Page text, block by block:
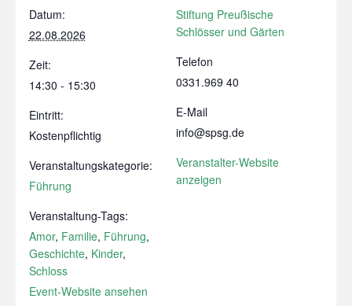
Datum:
22.08.2026
Zeit:
14:30 - 15:30
Eintritt:
Kostenpflichtig
Veranstaltungskategorie:
Führung
Veranstaltung-Tags:
Amor, Familie, Führung,
Geschichte, Kinder,
Schloss
Event-Website ansehen
Stiftung Preußische
Schlösser und Gärten
Telefon
0331.969 40
E-Mail
info@spsg.de
Veranstalter-Website
anzeigen